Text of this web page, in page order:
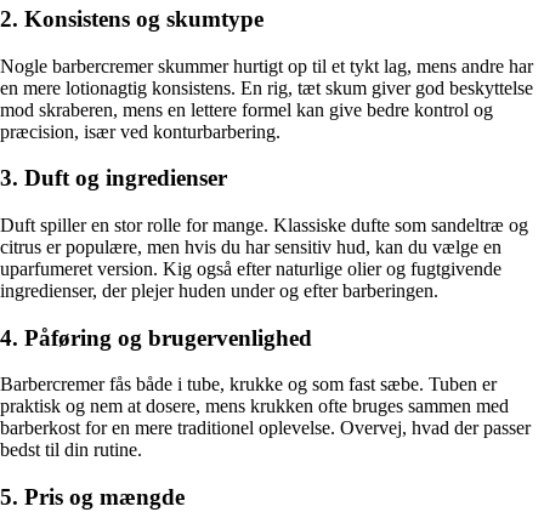
2. Konsistens og skumtype
Nogle barbercremer skummer hurtigt op til et tykt lag, mens andre har
en mere lotionagtig konsistens. En rig, tæt skum giver god beskyttelse
mod skraberen, mens en lettere formel kan give bedre kontrol og
præcision, især ved konturbarbering.
3. Duft og ingredienser
Duft spiller en stor rolle for mange. Klassiske dufte som sandeltræ og
citrus er populære, men hvis du har sensitiv hud, kan du vælge en
uparfumeret version. Kig også efter naturlige olier og fugtgivende
ingredienser, der plejer huden under og efter barberingen.
4. Påføring og brugervenlighed
Barbercremer fås både i tube, krukke og som fast sæbe. Tuben er
praktisk og nem at dosere, mens krukken ofte bruges sammen med
barberkost for en mere traditionel oplevelse. Overvej, hvad der passer
bedst til din rutine.
5. Pris og mængde